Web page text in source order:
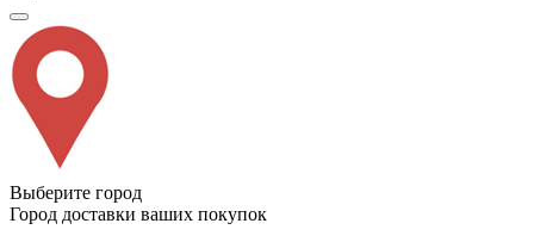
Выберите город
Город доставки ваших покупок